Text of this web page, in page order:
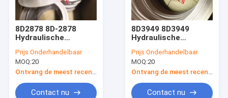
8D2878 8D-2878
Hydraulische
Stuurafdichtingsset
Slijtring
Prijs:Onderhandelbaar
MOQ:20
Contact nu
8D3949 8D3949
Hydraulische
Stuurafdichtingsset
WearRing
Prijs:Onderhandelbaar
MOQ:20
Contact nu